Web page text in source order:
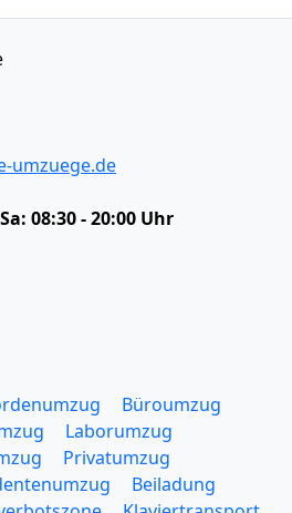
umzuege.de
08:30 - 20:00 Uhr
Büroumzug
Laborumzug
Privatumzug
Beiladung